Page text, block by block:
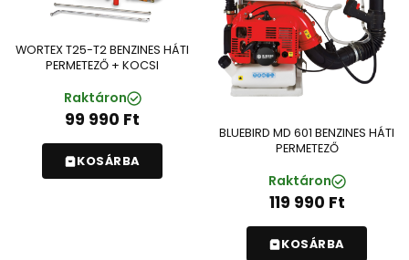
WORTEX T25-T2 BENZINES HÁTI
PERMETEZŐ + KOCSI
Raktáron
99 990 Ft
KOSÁRBA
BLUEBIRD MD 601 BENZINES HÁTI
PERMETEZŐ
Raktáron
119 990 Ft
KOSÁRBA